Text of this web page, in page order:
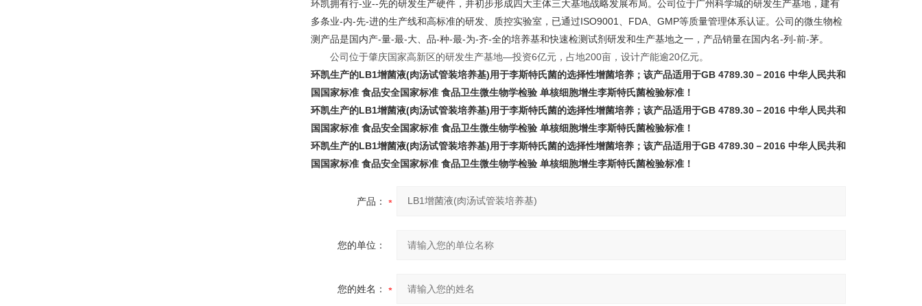
环凯拥有行-业--先的研发生产硬件，并初步形成四大主体三大基地战略发展布局。公司位于广州科学城的研发生产基地，建有
多条业-内-先-进的生产线和高标准的研发、质控实验室，已通过ISO9001、FDA、GMP等质量管理体系认证。公司的微生物检
测产品是国内产-量-最-大、品-种-最-为-齐-全的培养基和快速检测试剂研发和生产基地之一，产品销量在国内名-列-前-茅。
公司位于肇庆国家高新区的研发生产基地—投资6亿元，占地200亩，设计产能逾20亿元。
环凯生产的LB1增菌液(肉汤试管装培养基)用于李斯特氏菌的选择性增菌培养；该产品适用于GB 4789.30－2016 中华人民共和
国国家标准 食品安全国家标准 食品卫生微生物学检验 单核细胞增生李斯特氏菌检验标准！
环凯生产的LB1增菌液(肉汤试管装培养基)用于李斯特氏菌的选择性增菌培养；该产品适用于GB 4789.30－2016 中华人民共和
国国家标准 食品安全国家标准 食品卫生微生物学检验 单核细胞增生李斯特氏菌检验标准！
环凯生产的LB1增菌液(肉汤试管装培养基)用于李斯特氏菌的选择性增菌培养；该产品适用于GB 4789.30－2016 中华人民共和
国国家标准 食品安全国家标准 食品卫生微生物学检验 单核细胞增生李斯特氏菌检验标准！
产品：
您的单位：
您的姓名：